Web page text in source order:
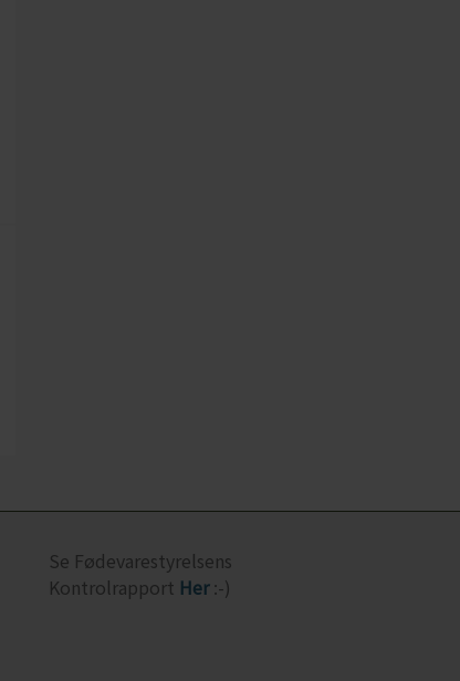
Se Fødevarestyrelsens
Kontrolrapport Her:-)